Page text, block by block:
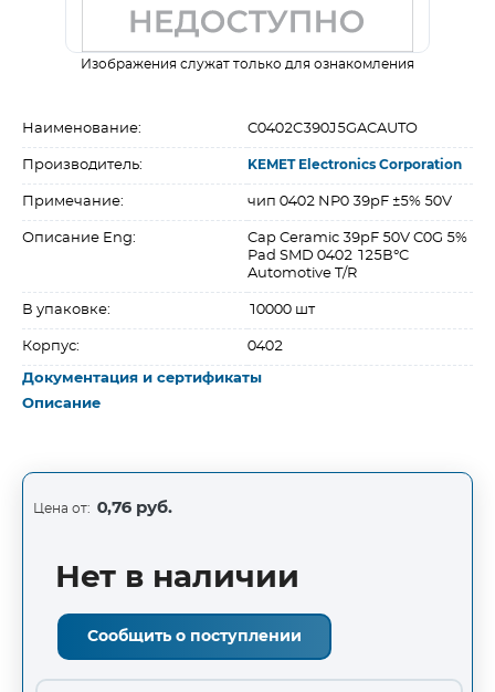
Изображения служат только для ознакомления
Наименование: C0402C390J5GACAUTO
Производитель: KEMET Electronics Corporation
Примечание: чип 0402 NP0 39pF ±5% 50V
Описание Eng:
Cap Ceramic 39pF 50V C0G 5%
Pad SMD 0402 125В°C
Automotive T/R
В упаковке: 10000 шт
Корпус: 0402
Документация и сертификаты
Описание
Цена от: 0,76 руб.
Нет в наличии
Сообщить о поступлении